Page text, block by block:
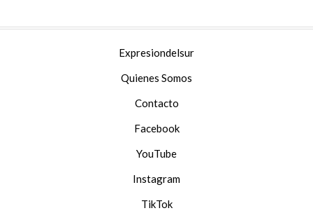
Expresiondelsur
Quienes Somos
Contacto
Facebook
YouTube
Instagram
TikTok